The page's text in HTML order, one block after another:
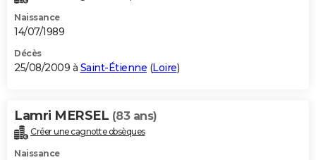
Naissance
14/07/1989
Décès
25/08/2009 à Saint-Étienne (Loire)
Lamri MERSEL (83 ans)
Créer une cagnotte obsèques
Naissance